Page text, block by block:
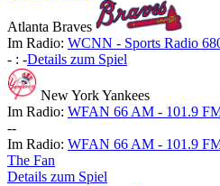
Atlanta Braves
Im Radio: WCNN - Sports Radio
- : -Details zum Spiel
New York Yankees
Im Radio: WFAN 66 AM - 101.9
--
Im Radio: WFAN 66 AM - 101.9
The Fan
Details zum Spiel